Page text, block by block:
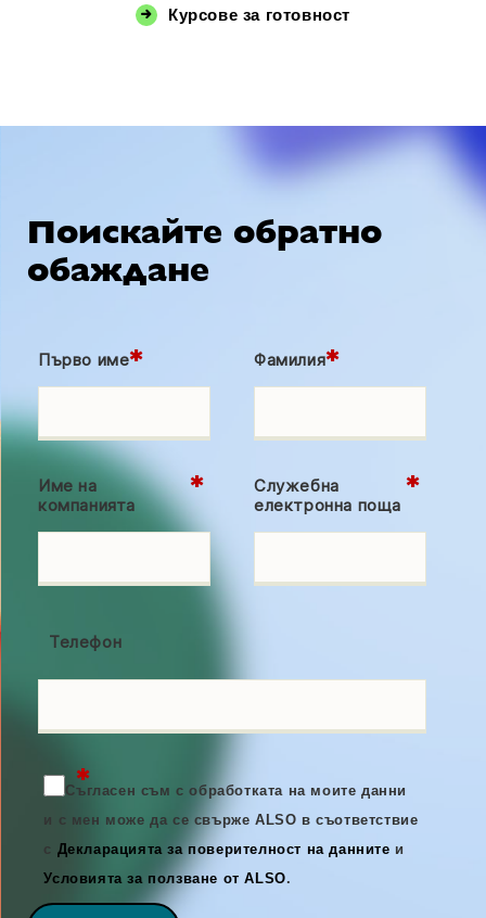
Курсове за готовност
Поискайте обратно
обаждане
*
Първо име *
Фамилия
*
Име на
компанията
*
Служебна
електронна поща
Телефон
*
Съгласен съм с обработката на моите данни
и с мен може да се свърже ALSO в съответствие
с Декларацията за поверителност на данните и
Условията за ползване от ALSO.